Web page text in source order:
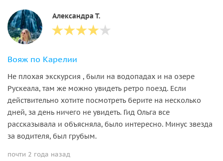
Александра Т.
Вояж по Карелии
Не плохая экскурсия , были на водопадах и на озере
Рускеала, там же можно увидеть ретро поезд. Если
действительно хотите посмотреть берите на несколько
дней, за день ничего не увидеть. Гид Ольга все
рассказывала и объясняла, было интересно. Минус звезда
за водителя, был грубым.
почти 2 года назад